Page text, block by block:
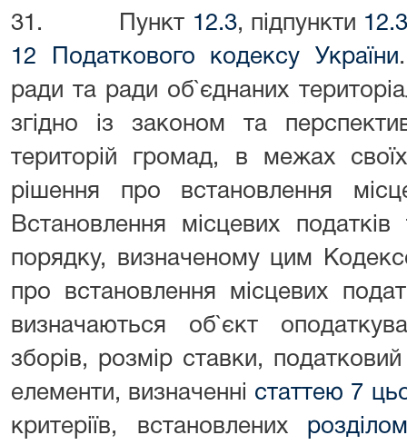
31. Пункт 12.3, підпункти
12 Податкового кодексу України
ради та ради об`єднаних
згідно із законом та
територій громад, в межах
рішення про встановлення
Встановлення місцевих
порядку, визначеному цим
про встановлення місцевих
визначаються об`єкт
зборів, розмір ставки,
елементи, визначенні статтею 7
критеріїв, встановлених